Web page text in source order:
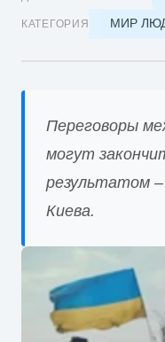
КАТЕГОРИЯ МИР
Переговоры
могут
результатом
Киева.